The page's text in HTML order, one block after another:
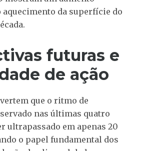
da superfície do
futuras e
de ação
que o ritmo de
nas últimas quatro
ultrapassado em apenas 20
o papel fundamental dos